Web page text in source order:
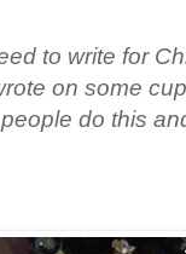
to write for
on some
do this